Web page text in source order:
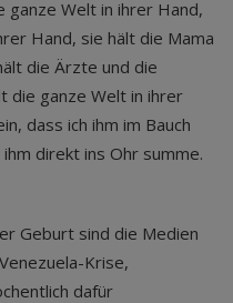
ganze Welt in ihrer Hand,
Hand, sie hält die Mama
die Ärzte und die
die ganze Welt in ihrer
dass ich ihm im Bauch
direkt ins Ohr summe.
Geburt sind die Medien
Krise,
dafür